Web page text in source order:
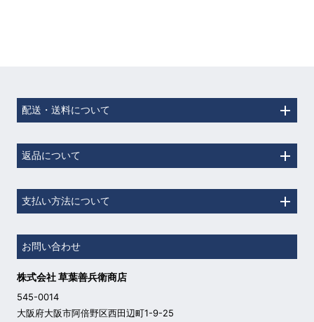
配送・送料について
返品について
支払い方法について
お問い合わせ
株式会社 草葉善兵衛商店
545-0014
大阪府大阪市阿倍野区西田辺町1-9-25